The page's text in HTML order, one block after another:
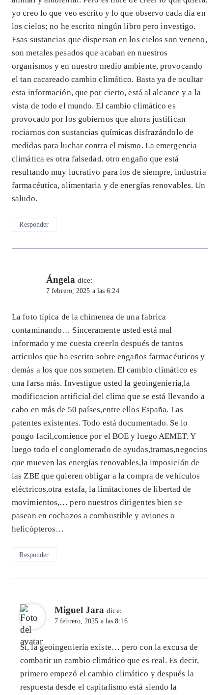
yo creo lo que veo escrito y lo que observo cada día en
los cielos; no he escrito ningún libro pero investigo.
Esas sustancias que dispersan en los cielos son veneno,
son metales pesados que acaban en nuestros
organismos y en nuestro medio ambiente, provocando
el tan cacareado cambio climático. Basta ya de ocultar
esta información, que por cierto, está al alcance y a la
vista de todo el mundo. El cambio climático es
provocado por los gobiernos que ahora justifican
rociarnos con sustancias químicas disfrazándolo de
medidas para luchar contra el mismo. La emergencia
climática es otra falsedad, otro engaño que está
resultando muy lucrativo para los de siempre, industria
farmacéutica, alimentaria y de energías renovables. Un
saludo.
Responder
Ángela dice:
7 febrero, 2025 a las 6:24
La foto típica de la chimenea de una fabrica
contaminando… Sinceramente usted está mal
informado y me cuesta creerlo después de tantos
artículos que ha escrito sobre engaños farmacéuticos y
demás a los que nos someten. El cambio climático es
una farsa más. Investigue usted la geoingenieria,la
modificacion artificial del clima que se está llevando a
cabo en más de 50 países,entre ellos España. Las
patentes existentes. Todo está documentado. Se lo
pongo facil,comience por el BOE y luego AEMET. Y
luego todo el conglomerado de ayudas,tramas,negocios
que mueven las energías renovables,la imposición de
las ZBE que quieren obligar a la compra de vehículos
eléctricos,otra estafa, la limitaciones de libertad de
movimientos,… pero nuestros dirigentes bien se
pasean en cochazos a combustible y aviones o
helicópteros…
Responder
Miguel Jara dice:
7 febrero, 2025 a las 8:16
Sí, la geoingeniería existe… pero con la excusa de
combatir un cambio climático que es real. Es decir,
primero empezó el cambio climático y después la
respuesta desde el capitalismo está siendo la